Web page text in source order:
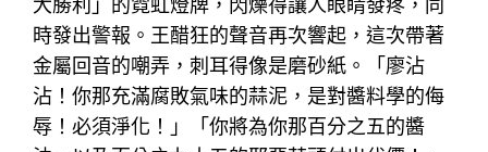
大勝利」的霓虹燈牌，閃爍得讓人眼睛發疼，同
時發出警報。王醋狂的聲音再次響起，這次帶著
金屬回音的嘲弄，刺耳得像是磨砂紙。「廖沾
沾！你那充滿腐敗氣味的蒜泥，是對醬料學的侮
辱！必須淨化！」「你將為你那百分之五的醬